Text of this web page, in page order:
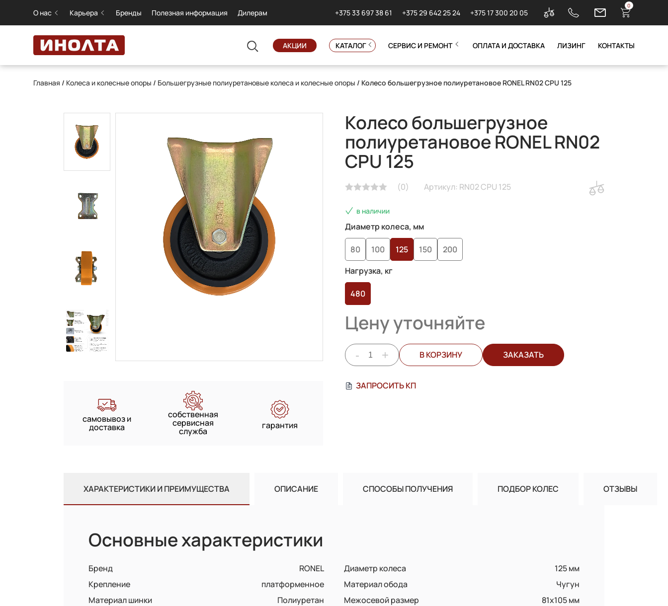
О нас Карьера Бренды Полезная информация Дилерам +375 33 697 38 61 +375 29 642 25 24 +375 17 300 20 05
0
АКЦИИ КАТАЛОГ СЕРВИС И РЕМОНТ ОПЛАТА И ДОСТАВКА ЛИЗИНГ КОНТАКТЫ
Главная / Колеса и колесные опоры / Большегрузные полиуретановые колеса и колесные опоры / Колесо большегрузное полиуретановое RONEL RN02 CPU 125
самовывоз и
доставка
собственная
сервисная
служба
гарантия
Колесо большегрузное
полиуретановое RONEL RN02
CPU 125
(0) Артикул: RN02 CPU 125
в наличии
Диаметр колеса, мм
80 100 125 150
200
Нагрузка, кг
480
Цену уточняйте
- + В КОРЗИНУ ЗАКАЗАТЬ
ЗАПРОСИТЬ КП
ХАРАКТЕРИСТИКИ И ПРЕИМУЩЕСТВА ОПИСАНИЕ СПОСОБЫ ПОЛУЧЕНИЯ ПОДБОР КОЛЕС ОТЗЫВЫ
Основные характеристики
Бренд RONEL Диаметр колеса
125 мм
Крепление
платформенное Материал обода
Чугун
Материал шинки
Полиуретан Межосевой размер
81х105 мм